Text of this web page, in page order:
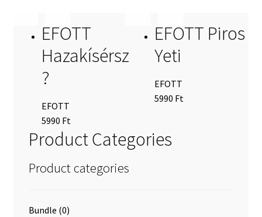
ImpresszumEFOTT
Hazakísérsz
?
EFOTT
5990 Ft
EFOTT Piros
Yeti
EFOTT
5990 Ft
Product Categories
Product categories
Bundle (0)